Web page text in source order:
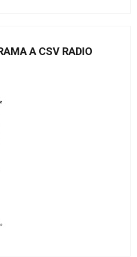
A CSV RADIO